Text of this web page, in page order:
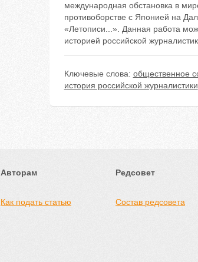
международная обстановка в
противоборстве с Японией на
«Летописи...». Данная работа
историей российской
Ключевые слова: общественное
история российской журналистики
Авторам
Как подать статью
Редсовет
Состав редсовета